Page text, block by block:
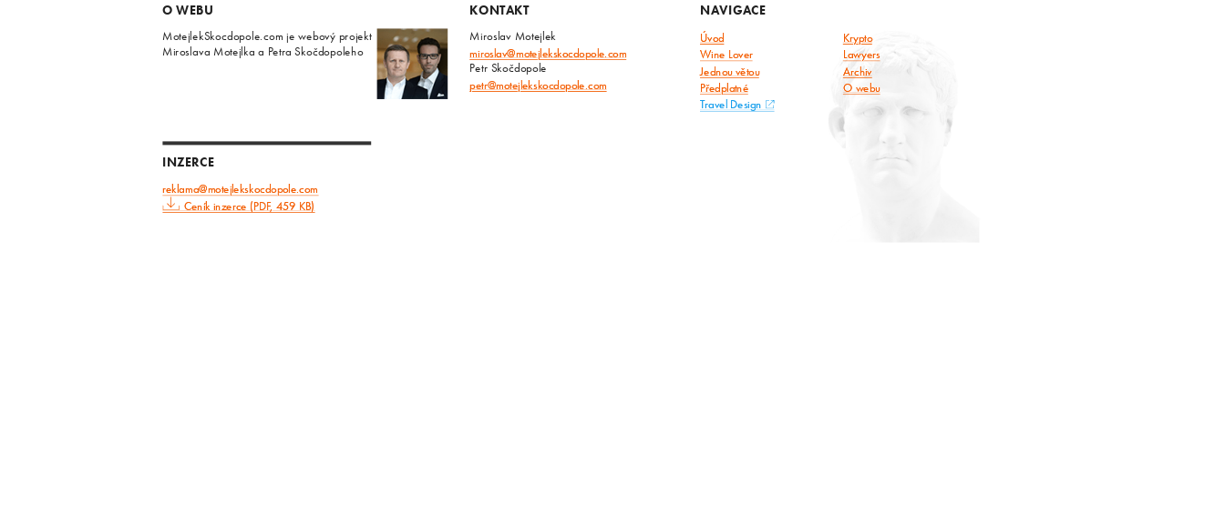
O WEBU
MotejlekSkocdopole.com je webový projekt
Miroslava Motejlka a Petra Skočdopoleho
KONTAKT
Miroslav Motejlek
miroslav@motejlekskocdopole.com
Petr Skočdopole
petr@motejlekskocdopole.com
NAVIGACE
Úvod
Krypto
Wine Lover
Lawyers
Jednou větou
Archiv
Předplatné
O webu
Travel Design
INZERCE
reklama@motejlekskocdopole.com
Ceník inzerce (PDF, 459 KB)